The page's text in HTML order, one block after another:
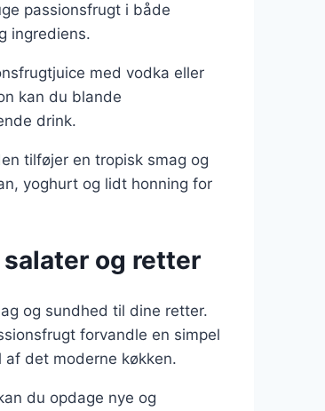
passionsfrugt i både
ingrediens.
med vodka eller
kan du blande
drink.
tilføjer en tropisk smag og
yoghurt og lidt honning for
og retter
og sundhed til dine retter.
forvandle en simpel
det moderne køkken.
du opdage nye og